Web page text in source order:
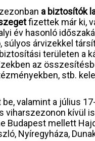
a biztosítók
fizettek már ki,
év hasonló
súlyos árvizekkel
területen
az
stb.
valamint a július
viharszezonon kívül
mellett
Nyíregyháza,